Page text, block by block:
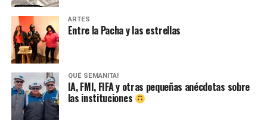
ARTES
Entre la Pacha y las estrellas
QUÉ SEMANITA!
IA, FMI, FIFA y otras pequeñas anécdotas sobre
las instituciones